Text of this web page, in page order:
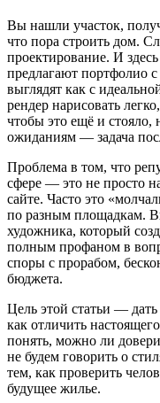
Вы нашли участок,
что пора строить дом.
проектирование. И
предлагают портфолио
выглядят как с
рендер нарисовать
чтобы это ещё и стояло,
ожиданиям — задача
Проблема в том, что
сфере — это не просто
сайте. Часто это
по разным площадкам.
художника, который
полным профаном в
споры с прорабом,
бюджета.
Цель этой статьи —
как отличить
понять, можно ли
не будем говорить о
тем, как проверить
будущее жилье.